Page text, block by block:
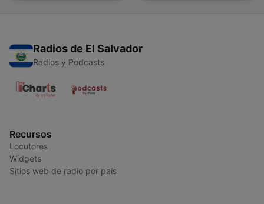
Radios de El Salvador
Radios y Podcasts
Recursos
Locutores
Widgets
Sitios web de radio por país